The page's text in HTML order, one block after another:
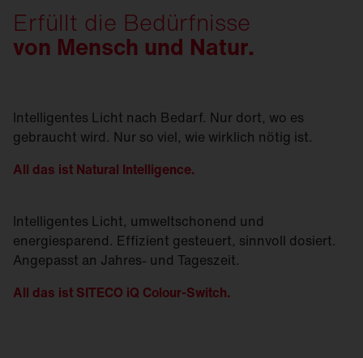
Erfüllt die Bedürfnisse
von Mensch und Natur.
Intelligentes Licht nach Bedarf. Nur dort, wo es
gebraucht wird. Nur so viel, wie wirklich nötig ist.
All das ist Natural Intelligence.
Intelligentes Licht, umweltschonend und
energiesparend. Effizient gesteuert, sinnvoll dosiert.
Angepasst an Jahres- und Tageszeit.
All das ist SITECO iQ Colour-Switch.